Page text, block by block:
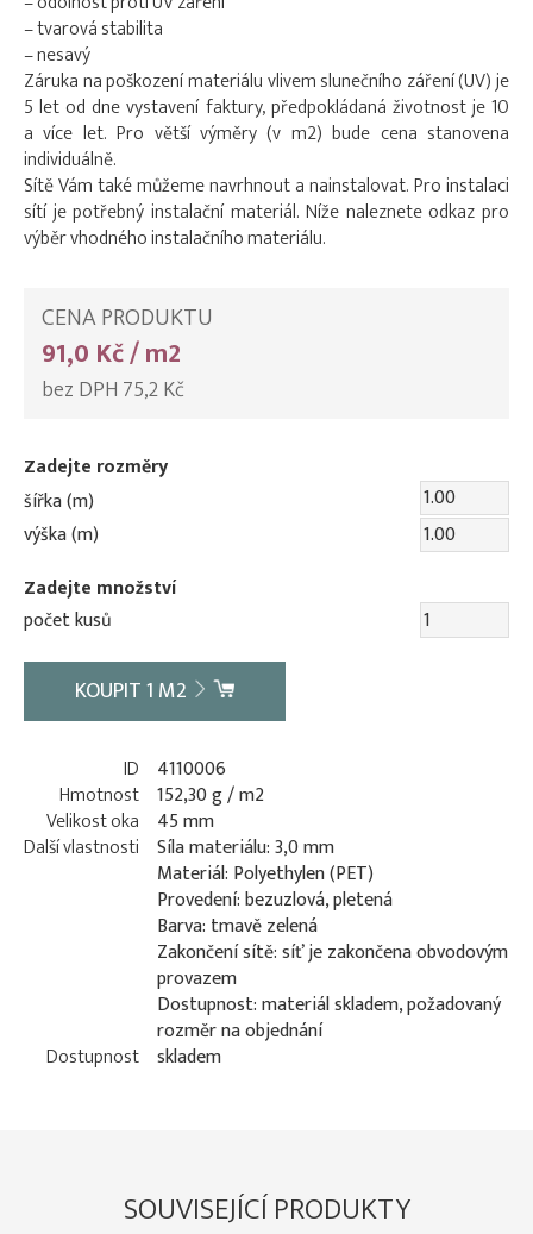
– tvarová stabilita
– nesavý
Záruka na poškození materiálu vlivem slunečního záření (UV) je
5 let od dne vystavení faktury, předpokládaná životnost je 10
a více let. Pro větší výměry (v m2) bude cena stanovena
individuálně.
Sítě Vám také můžeme navrhnout a nainstalovat. Pro instalaci
sítí je potřebný instalační materiál. Níže naleznete odkaz pro
výběr vhodného instalačního materiálu.
CENA PRODUKTU
91,0 Kč / m2
bez DPH 75,2 Kč
Zadejte rozměry
šířka (m)
výška (m)
Zadejte množství
počet kusů
KOUPIT1 M2
ID
4110006
Hmotnost 152,30 g / m2
Velikost oka
45 mm
Další vlastnosti Síla materiálu: 3,0 mm
Materiál: Polyethylen (PET)
Provedení: bezuzlová, pletená
Barva: tmavě zelená
Zakončení sítě: síť je zakončena obvodovým
provazem
Dostupnost: materiál skladem, požadovaný
rozměr na objednání
Dostupnost skladem
SOUVISEJÍCÍ PRODUKTY